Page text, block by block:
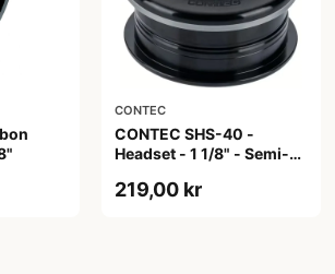
CONTEC
CONTEC SHS-40 -
Headset - 1 1/8" - Semi-
Ø 44mm - Sort
219,00 kr